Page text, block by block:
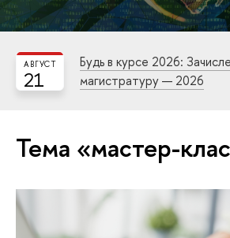
21
АВГУСТ
Будь в курсе 2026:
магистратуру — 2026
Тема «мастер-